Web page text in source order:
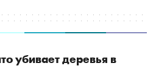
убивает деревья в